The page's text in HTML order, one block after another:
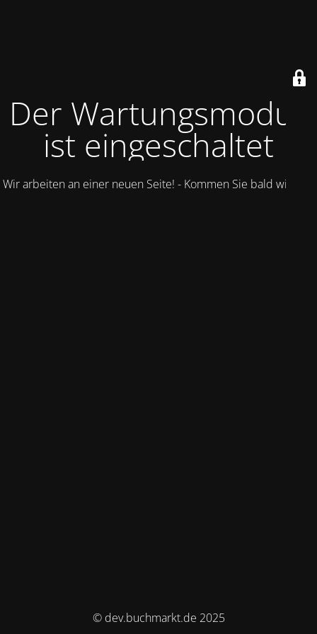
Der Wartungsmodus
ist eingeschaltet
Wir arbeiten an einer neuen Seite! - Kommen Sie bald wieder.
© dev.buchmarkt.de 2025